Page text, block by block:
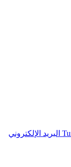
البريد الإلكتروني